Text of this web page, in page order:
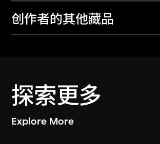
创作者的其他藏品
探索更多
Explore More